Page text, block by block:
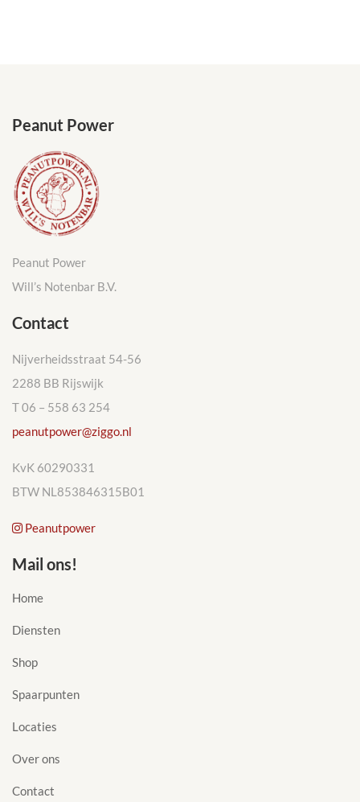
Peanut Power
Peanut Power
Will’s Notenbar B.V.
Contact
Nijverheidsstraat 54-56
2288 BB Rijswijk
T 06 – 558 63 254
peanutpower@ziggo.nl
KvK 60290331
BTW NL853846315B01
Peanutpower
Mail ons!
Home
Diensten
Shop
Spaarpunten
Locaties
Over ons
Contact